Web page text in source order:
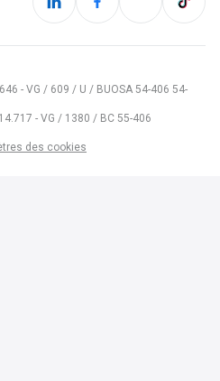
- VG / 609 / U / BUOSA 54-406 54-
- VG / 1380 / BC 55-406
des cookies